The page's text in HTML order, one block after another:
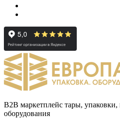
B2B маркетплейс тары,
оборудования